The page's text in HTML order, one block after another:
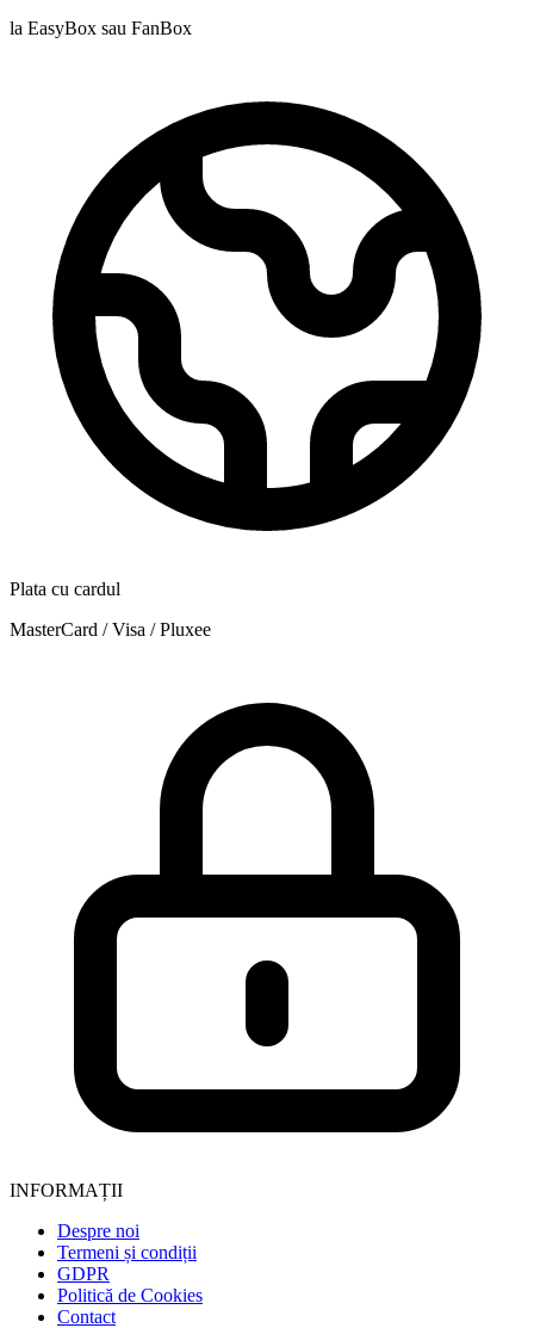
la EasyBox sau FanBox
Plata cu cardul
MasterCard / Visa / Pluxee
INFORMAȚII
Despre noi
Termeni și condiții
GDPR
Politică de Cookies
Contact